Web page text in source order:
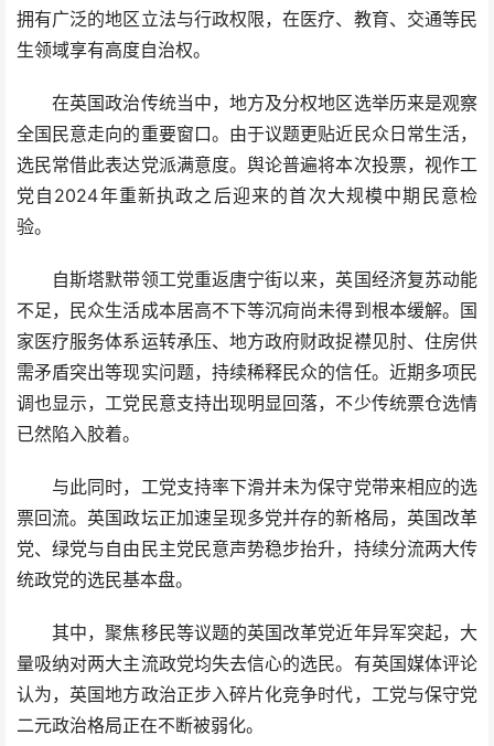
拥有广泛的地区立法与行政权限，在医疗、教育、交通等民
生领域享有高度自治权。
在英国政治传统当中，地方及分权地区选举历来是观察
全国民意走向的重要窗口。由于议题更贴近民众日常生活，
选民常借此表达党派满意度。舆论普遍将本次投票，视作工
党自2024年重新执政之后迎来的首次大规模中期民意检
验。
自斯塔默带领工党重返唐宁街以来，英国经济复苏动能
不足，民众生活成本居高不下等沉疴尚未得到根本缓解。国
家医疗服务体系运转承压、地方政府财政捉襟见肘、住房供
需矛盾突出等现实问题，持续稀释民众的信任。近期多项民
调也显示，工党民意支持出现明显回落，不少传统票仓选情
已然陷入胶着。
与此同时，工党支持率下滑并未为保守党带来相应的选
票回流。英国政坛正加速呈现多党并存的新格局，英国改革
党、绿党与自由民主党民意声势稳步抬升，持续分流两大传
统政党的选民基本盘。
其中，聚焦移民等议题的英国改革党近年异军突起，大
量吸纳对两大主流政党均失去信心的选民。有英国媒体评论
认为，英国地方政治正步入碎片化竞争时代，工党与保守党
二元政治格局正在不断被弱化。